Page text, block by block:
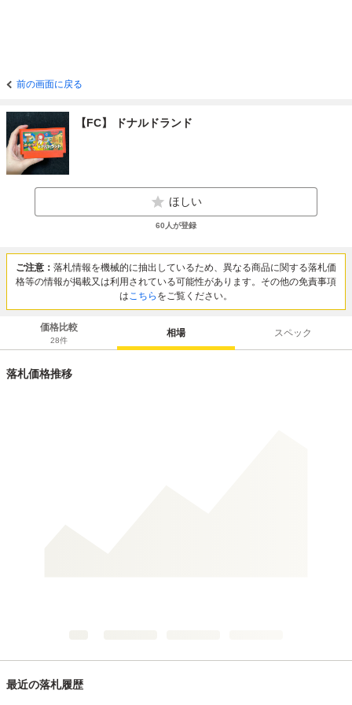
前の画面に戻る
【FC】 ドナルドランド
ほしい
60 人が登録
ご注意： 落札情報を機械的に抽出しているため、異なる商品に関する落札価
格等の情報が掲載又は利用されている可能性があります。その他の免責事項
はこちら をご覧ください。
価格比較
28件
相場 スペック
落札価格推移
最近の落札履歴